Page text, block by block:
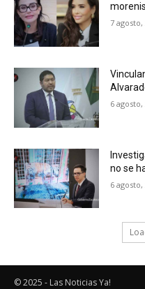
7 agosto,
6 agosto,
no se
6 agosto,
© 2025 - Las Noticias Ya!